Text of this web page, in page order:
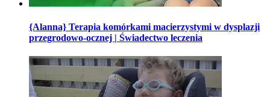
{Alanna} Terapia komórkami macierzystymi w dysplazji
przegrodowo-ocznej | Świadectwo leczenia